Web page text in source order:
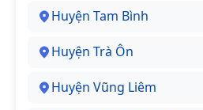
Huyện Tam Bình
Huyện Trà Ôn
Huyện Vũng Liêm